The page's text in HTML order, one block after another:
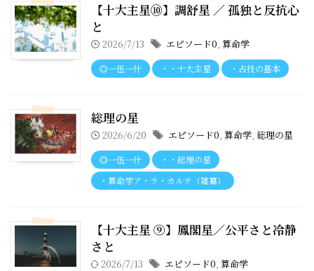
【十大主星⑩】調舒星 ／ 孤独と反抗心
と
2026/7/13 エピソード0, 算命学
◎一伍一什 ・・十大主星 ・占技の基本
総理の星
2026/6/20 エピソード0, 算命学, 総理の星
◎一伍一什
・・総理の星
・算命学ア・ラ・カルテ（雑纂）
【十大主星 ⑨】鳳閣星／公平さと冷静
さと
2026/7/13 エピソード0, 算命学